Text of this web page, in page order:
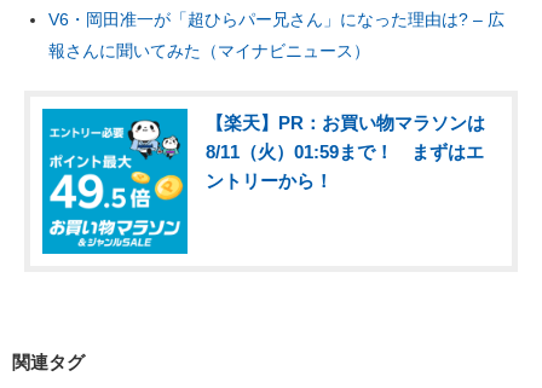
V6・岡田准一が「超ひらパー兄さん」になった理由は? – 広
報さんに聞いてみた（マイナビニュース）
【楽天】PR：お買い物マラソンは
8/11（火）01:59まで！ まずはエ
ントリーから！
関連タグ